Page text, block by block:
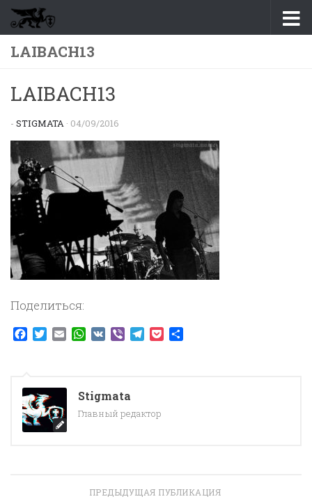
Перейти к содержимому
LAIBACH13
LAIBACH13
- STIGMATA · 04/09/2016
Поделиться:
Facebook
TwitterEmailWhatsApp
VK ViberTelegram
Pocket
Stigmata
Главный редактор
ПРЕДЫДУЩАЯ ПУБЛИКАЦИЯ